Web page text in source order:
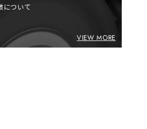
について
VIEW MORE